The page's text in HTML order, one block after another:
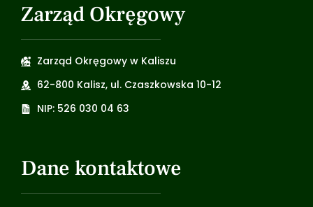
Zarząd Okręgowy
Zarząd Okręgowy w Kaliszu
62-800 Kalisz, ul. Czaszkowska 10-12
NIP: 526 030 04 63
Dane kontaktowe